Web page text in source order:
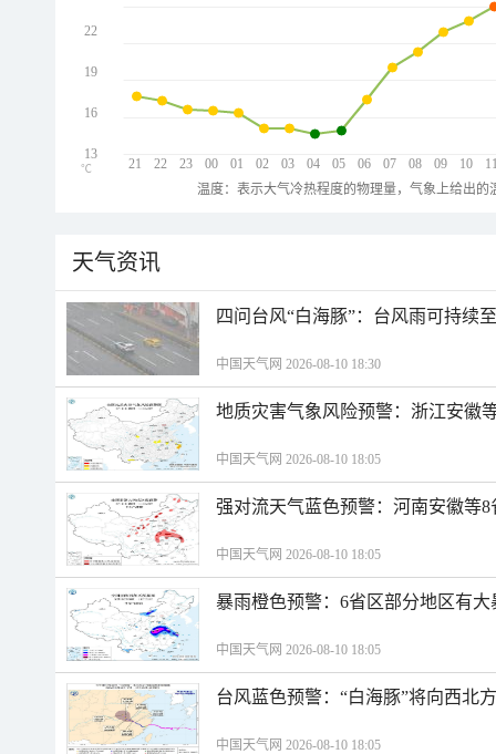
21 22 23 00 01 02 03 04 05 06 07 08 09 10
22
19
16
13
℃
温度：表示大气冷热程度的物理量，气象上给出
天气资讯
四问台风“白海豚”：台风雨可持续
中国天气网 2026-08-10 18:30
地质灾害气象风险预警：浙江安徽
中国天气网 2026-08-10 18:05
强对流天气蓝色预警：河南安徽等
中国天气网 2026-08-10 18:05
暴雨橙色预警：6省区部分地区有
中国天气网 2026-08-10 18:05
台风蓝色预警：“白海豚”将向西北
中国天气网 2026-08-10 18:05